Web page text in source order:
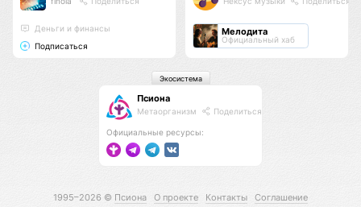
Деньги и финансы
Подписаться
Мелодита
Официальный хаб
Псиона
Метаорганизм Поделиться
Официальные ресурсы:
Экосистема
1995–2026 © Псиона О проекте Контакты Соглашение